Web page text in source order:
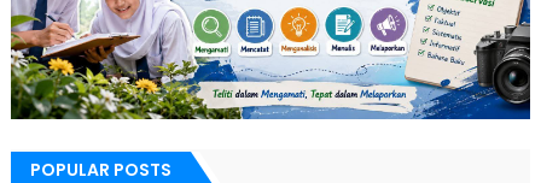
POPULAR POSTS